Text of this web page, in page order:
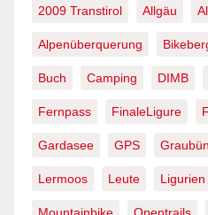
2009 Transtirol Allgäu
Alpenüberquerung
Buch Camping DIMB
Fernpass FinaleLigure
Gardasee GPS
Lermoos Leute Ligurien